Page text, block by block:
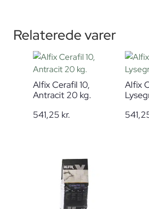
Relaterede varer
Alfix Cerafil 10,
Antracit 20 kg.
541,25 kr.
Alfix